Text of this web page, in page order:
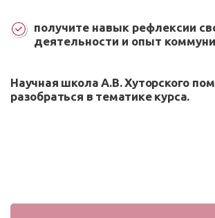
получите навык рефлексии
деятельности и опыт
Научная школа А.В. Хуторского
разобраться в тематике курса.